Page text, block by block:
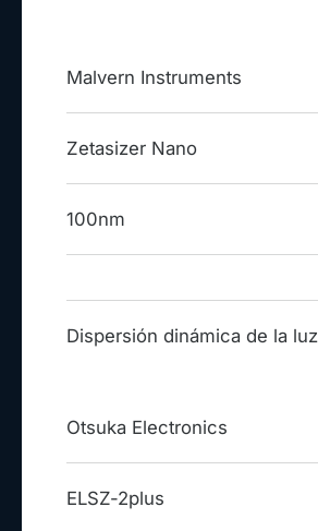
Malvern Instruments
Zetasizer Nano
100nm
Dispersión dinámica de la luz
Otsuka Electronics
ELSZ-2plus